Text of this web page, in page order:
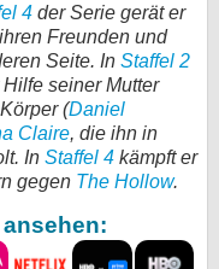
4 der Serie gerät er
Freunden und
Seite. In Staffel 2
seiner Mutter
(Daniel
Claire, die ihn in
In Staffel 4 kämpft er
gegen The Hollow.